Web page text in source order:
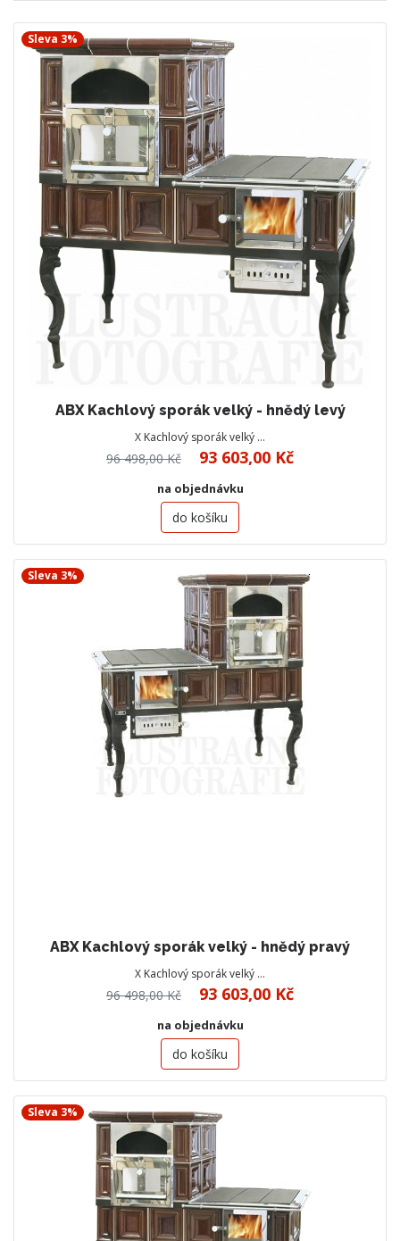
Sleva 3%
ABX Kachlový sporák velký - hnědý levý
X Kachlový sporák velký …
96 498,00 Kč 93 603,00 Kč
na objednávku
do košíku
Sleva 3%
ABX Kachlový sporák velký - hnědý pravý
X Kachlový sporák velký …
96 498,00 Kč 93 603,00 Kč
na objednávku
do košíku
Sleva 3%